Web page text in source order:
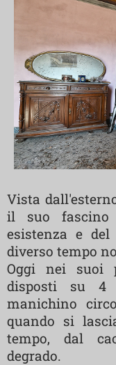
Vista
il suo fascino
esistenza e
diverso tempo
Oggi nei suoi
disposti su 4
manichino
quando si
tempo, dal
degrado.